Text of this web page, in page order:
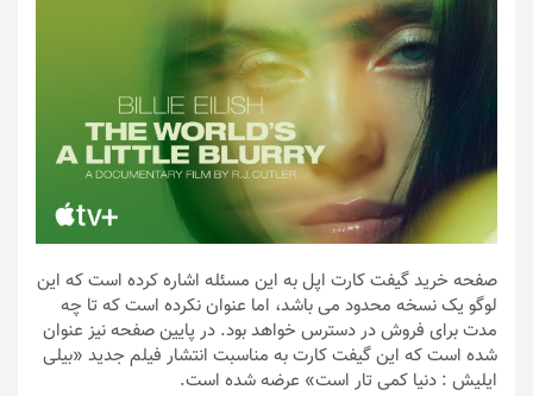
صفحه خرید گیفت کارت اپل به این مسئله اشاره کرده است که این
لوگو یک نسخه محدود می باشد، اما عنوان نکرده است که تا چه
مدت برای فروش در دسترس خواهد بود. در پایین صفحه نیز عنوان
شده است که این گیفت کارت به مناسبت انتشار فیلم جدید «بیلی
ایلیش : دنیا کمی تار است» عرضه شده است.